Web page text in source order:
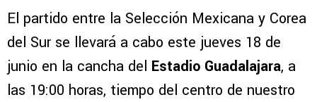
El partido entre la Selección Mexicana y Corea
del Sur se llevará a cabo este jueves 18 de
junio en la cancha del Estadio Guadalajara, a
las 19:00 horas, tiempo del centro de nuestro